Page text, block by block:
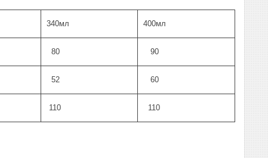
340мл 400мл
80 90
52 60
110 110